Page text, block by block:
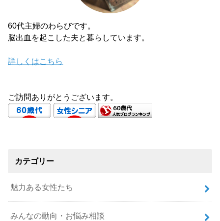
60代主婦のわらびです。
脳出血を起こした夫と暮らしています。
詳しくはこちら
ご訪問ありがとうございます。
カテゴリー
魅力ある女性たち
みんなの動向・お悩み相談